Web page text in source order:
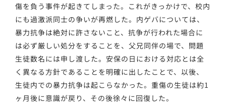
傷を負う事件が起きてしまった。これがきっかけで、校内
にも過激派同士の争いが再燃した。内ゲバについては、
暴力抗争は絶対に許さないこと、抗争が行われた場合に
は必ず厳しい処分をすることを、父兄同伴の場で、問題
生徒数名には申し渡した。安保の日における対応とは全
く異なる方針であることを明確に出したことで、以後、
生徒内での暴力抗争は起こらなかった。重傷の生徒は約1
ヶ月後に意識が戻り、その後徐々に回復した。